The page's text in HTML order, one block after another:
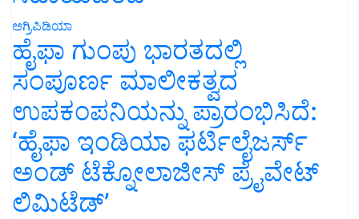
ಅಗ್ರಿಪಿಡಿಯಾ
ಹೈಫಾ ಗುಂಪು ಭಾರತದಲ್ಲಿ
ಸಂಪೂರ್ಣ ಮಾಲೀಕತ್ವದ
ಉಪಕಂಪನಿಯನ್ನು ಪ್ರಾರಂಭಿಸಿದೆ:
‘ಹೈಫಾ ಇಂಡಿಯಾ ಫರ್ಟಿಲೈಜರ್ಸ್
ಅಂಡ್ ಟೆಕ್ನೋಲಾಜೀಸ್ ಪ್ರೈವೇಟ್
ಲಿಮಿಟೆಡ್’